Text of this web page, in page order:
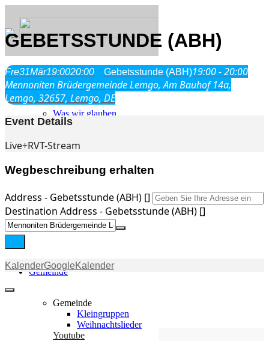
Über Uns
Was wir glauben
Jesus Christus
Neu hier
Veranstaltungen
Gemeinde
Gemeinde
Kleingruppen
Weihnachtslieder
Youtube
GEBETSSTUNDE (ABH)
Fre31Mär19:0020:00 Gebetsstunde (ABH)19:00 - 20:00
Mennoniten Brüdergemeinde Lemgo, Am Bauhof 14a,
Lemgo, 32657, Lemgo, DE
Event Details
Live+RVT-Stream
Wegbeschreibung erhalten
Address - Gebetsstunde (ABH) []
Destination Address - Gebetsstunde (ABH) []
KalenderGoogleKalender